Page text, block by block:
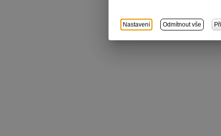
Nastavení Odmítnout vše